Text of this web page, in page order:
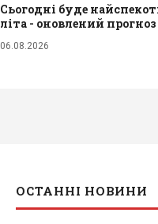
Сьогодні буде
літа - оновлений прогноз
06.08.2026
ОСТАННІ НОВИНИ